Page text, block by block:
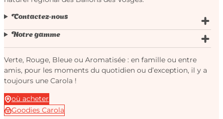
Contactez-nous
Notre gamme
Verte, Rouge, Bleue ou Aromatisée : en famille ou entre
amis, pour les moments du quotidien ou d’exception, il y a
toujours une Carola !
où acheter
Goodies Carola